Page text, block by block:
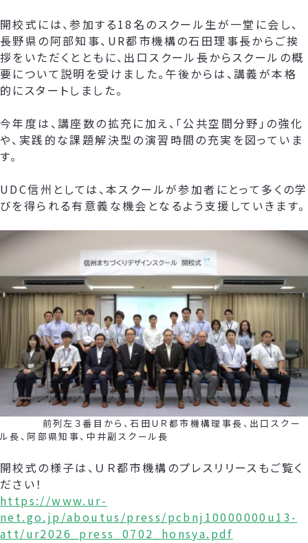
開校式には、参加する18名のスクール生が一堂に会し、
長野県の阿部知事、UR都市機構の石田理事長からご挨
拶をいただくとともに、出口スクール長からスクールの概
要について説明を受けました。午後からは、講義が本格
的にスタートしました。
今年度は、講座数の拡充に加え、「公共空間分野」の強化
や、実践的な課題解決型の演習時間の充実を図っていま
す。
UDC信州としては、本スクールが参加者にとって多くの学
びを得られる有意義な機会となるよう支援していきます。
前列左３番目から、石田ＵＲ都市機構理事長、出口スクー
ル長、阿部県知事、中井副スクール長
開校式の様子は、ＵＲ都市機構のプレスリリースもご覧く
ださい！
https://www.ur-
net.go.jp/aboutus/press/pcbnj10000000u13-
att/ur2026_press_0702_honsya.pdf